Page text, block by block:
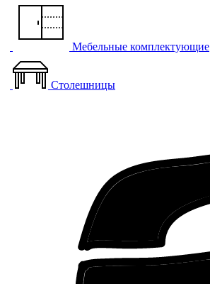
Мебельные комплектующие
Столешницы